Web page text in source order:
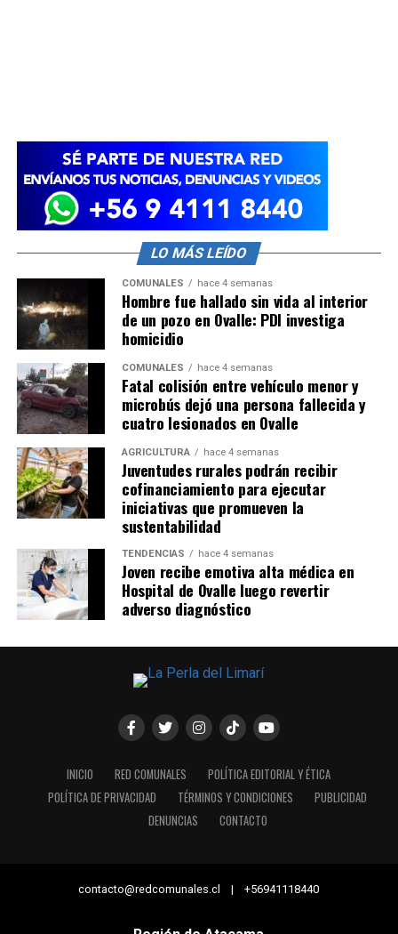
LO MÁS LEÍDO
COMUNALES hace 4 semanas
Hombre fue hallado sin vida al interior
de un pozo en Ovalle: PDI investiga
homicidio
COMUNALES hace 4 semanas
Fatal colisión entre vehículo menor y
microbús dejó una persona fallecida y
cuatro lesionados en Ovalle
AGRICULTURA hace 4 semanas
Juventudes rurales podrán recibir
cofinanciamiento para ejecutar
iniciativas que promueven la
sustentabilidad
TENDENCIAS hace 4 semanas
Joven recibe emotiva alta médica en
Hospital de Ovalle luego revertir
adverso diagnóstico
INICIO RED COMUNALES
POLÍTICA EDITORIAL Y ÉTICA
POLÍTICA DE PRIVACIDAD
TÉRMINOS Y CONDICIONES
PUBLICIDAD
DENUNCIAS
CONTACTO
contacto@redcomunales.cl | +56941118440